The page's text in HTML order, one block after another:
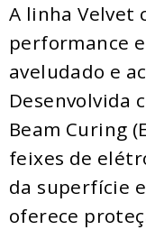
A linha Velvet
performance
aveludado e
Desenvolvida
Beam Curing
feixes de
da superfície
oferece